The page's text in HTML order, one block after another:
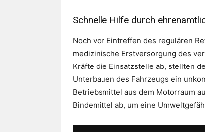
Schnelle Hilfe durch
Noch vor Eintreffen des regulären
medizinische Erstversorgung des
Kräfte die Einsatzstelle ab, stellten
Unterbauen des Fahrzeugs ein
Betriebsmittel aus dem Motorraum
Bindemittel ab, um eine